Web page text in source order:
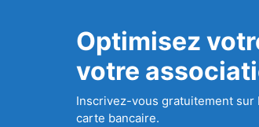
Optimisez
votre
Inscrivez-vous gratuitement sur
carte bancaire.